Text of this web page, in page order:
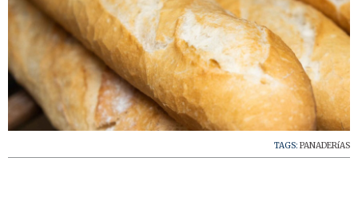
TAGS: PANADERíAS